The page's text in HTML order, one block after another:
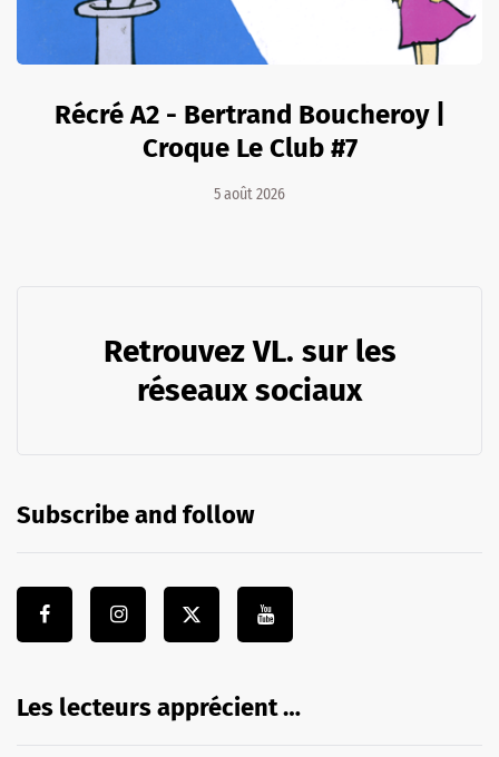
Récré A2 - Bertrand Boucheroy |
Croque Le Club #7
5 août 2026
Retrouvez VL. sur les
réseaux sociaux
Subscribe and follow
Les lecteurs apprécient …